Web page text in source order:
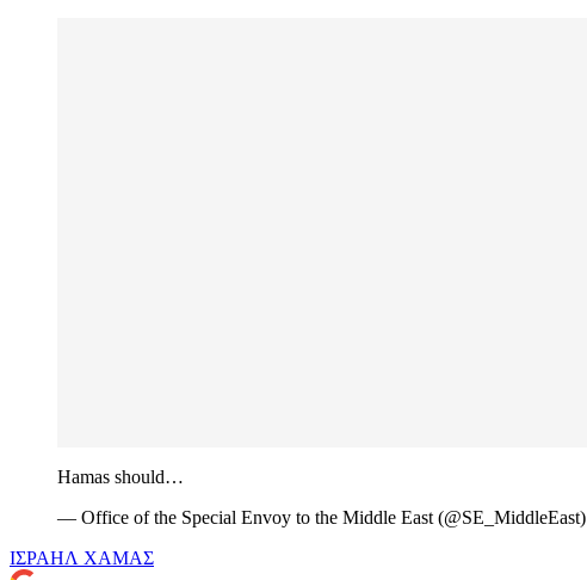
Hamas should…
— Office of the Special Envoy to the Middle East (@SE_MiddleEast)
ΙΣΡΑΗΛ ΧΑΜΑΣ